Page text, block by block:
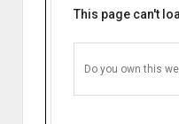
Virrey del
G. Miller y
Pino, Buenos
This page can't
Do you own this